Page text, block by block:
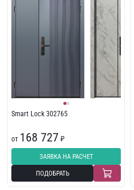
Smart Lock 302765
от 168 727 ₽
ЗАЯВКА НА РАСЧЕТ
ПОДОБРАТЬ